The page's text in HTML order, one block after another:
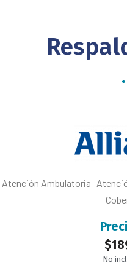
Atención Ambulatoria
$
No